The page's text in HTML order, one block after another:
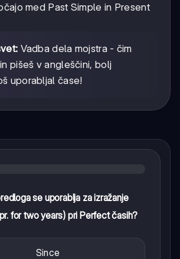
med Past Simple in Present
Vadba dela mojstra - čim
pišeš v angleščini, bolj
uporabljal čase!
se uporablja za izražanje
for two years) pri Perfect časih?
Since